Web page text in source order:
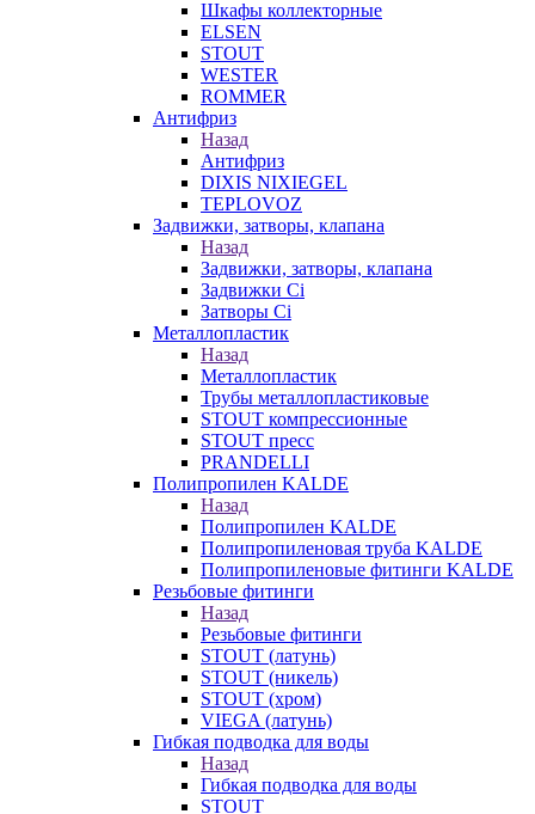
Шкафы коллекторные
ELSEN
STOUT
WESTER
ROMMER
Антифриз
Назад
Антифриз
DIXIS NIXIEGEL
TEPLOVOZ
Задвижки, затворы, клапана
Назад
Задвижки, затворы, клапана
Задвижки Ci
Затворы Ci
Металлопластик
Назад
Металлопластик
Трубы металлопластиковые
STOUT компрессионные
STOUT пресс
PRANDELLI
Полипропилен KALDE
Назад
Полипропилен KALDE
Полипропиленовая труба KALDE
Полипропиленовые фитинги KALDE
Резьбовые фитинги
Назад
Резьбовые фитинги
STOUT (латунь)
STOUT (никель)
STOUT (хром)
VIEGA (латунь)
Гибкая подводка для воды
Назад
Гибкая подводка для воды
STOUT